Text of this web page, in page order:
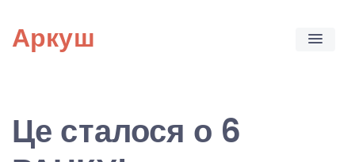
content
Аркуш
Це сталося о 6